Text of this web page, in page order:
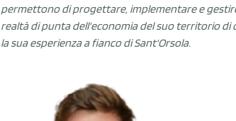
permettono di progettare, implementare e
realtà di punta dell'economia del suo territorio di
la sua esperienza a fianco di Sant'Orsola.